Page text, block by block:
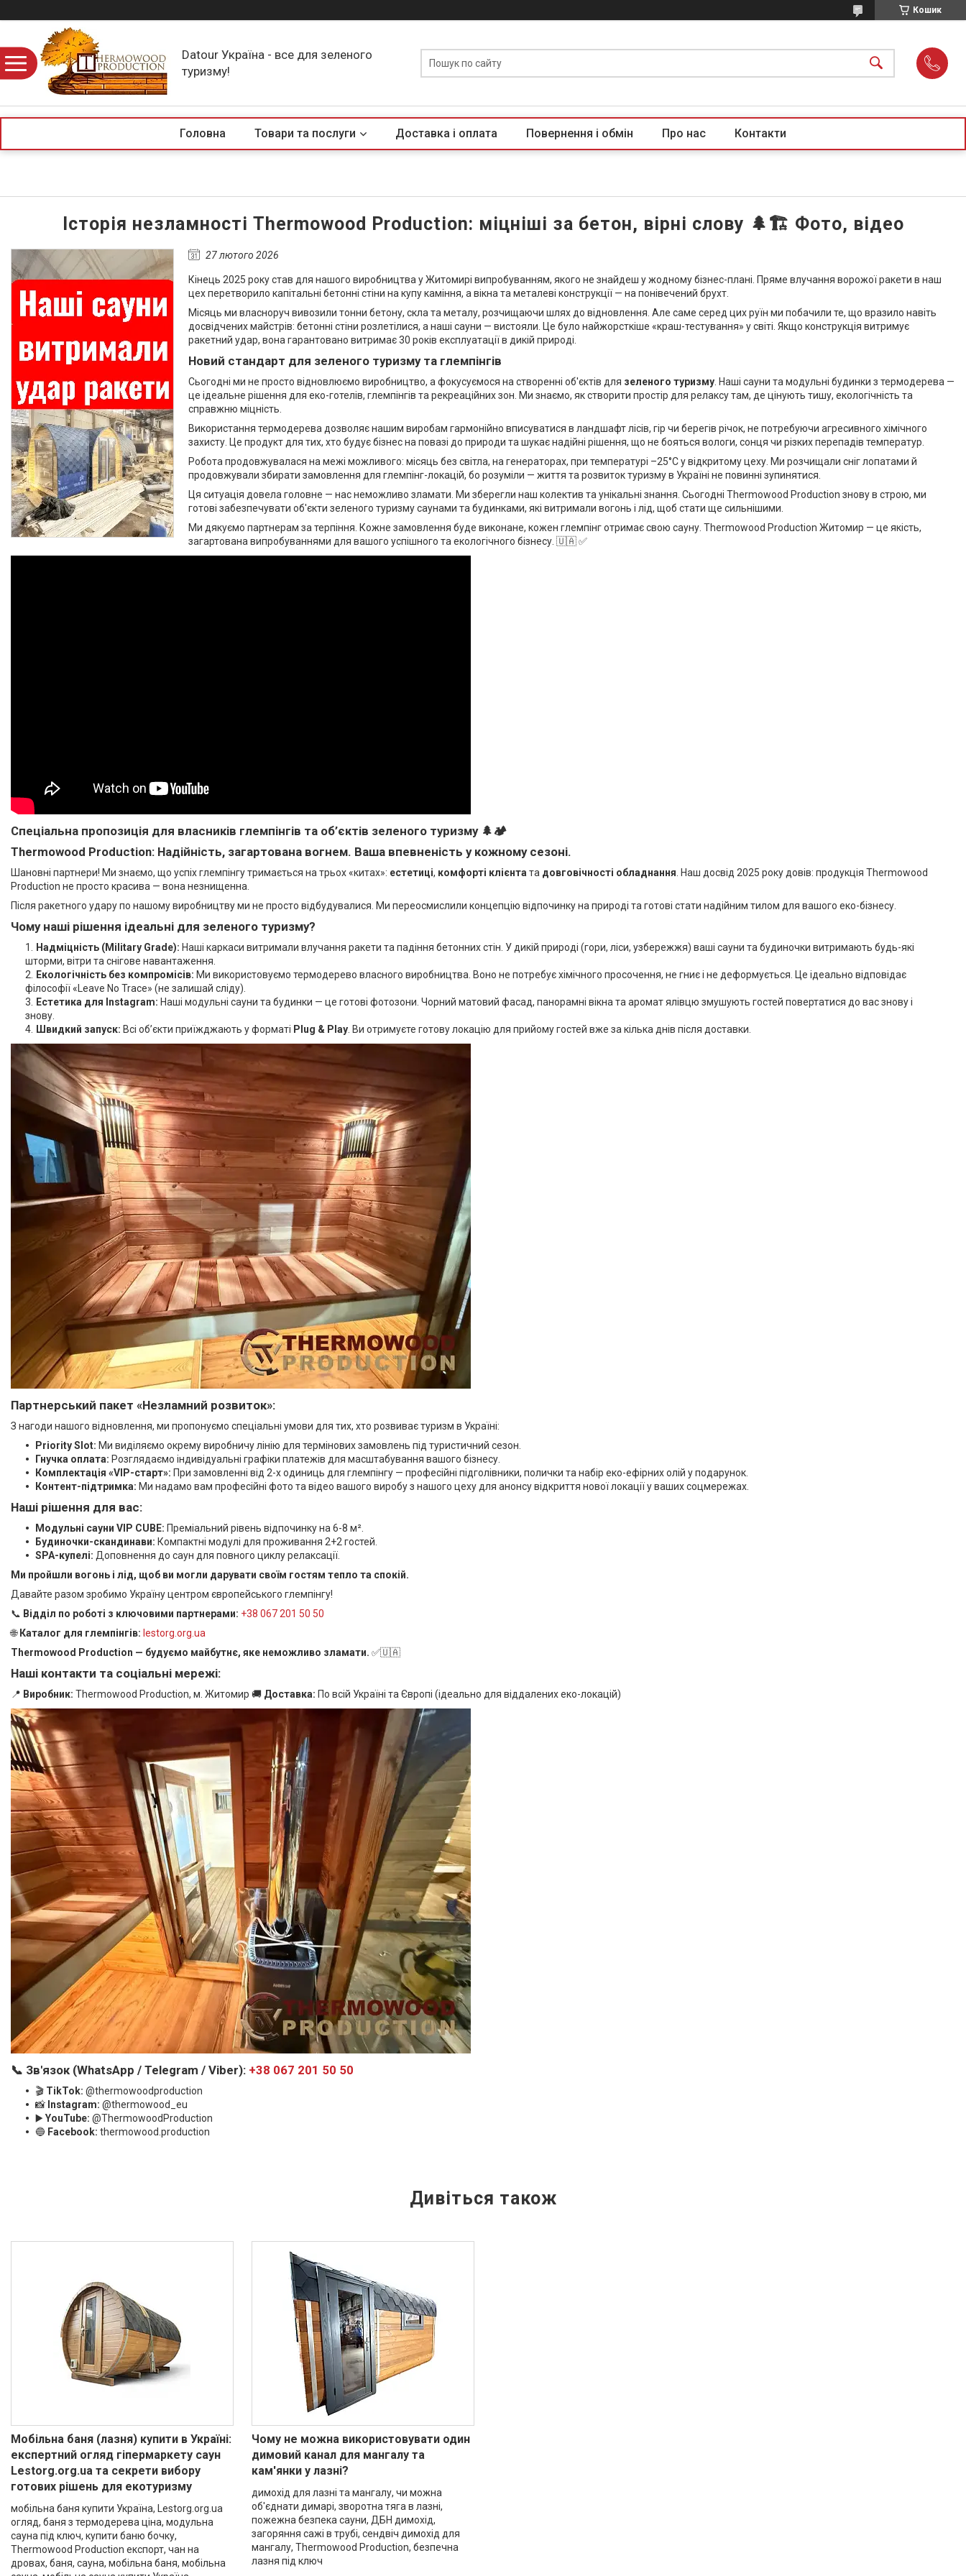
Кошик
Datour Україна - все для зеленого
туризму!
Головна Товари та послуги Доставка і оплата Повернення і обмін Про нас Контакти
Історія незламності Thermowood Production: міцніші за бетон, вірні слову 🌲🏗️ Фото, відео
27 лютого 2026
Кінець 2025 року став для нашого виробництва у Житомирі випробуванням, якого не знайдеш у жодному бізнес-плані. Пряме влучання ворожої ракети в наш
цех перетворило капітальні бетонні стіни на купу каміння, а вікна та металеві конструкції — на понівечений брухт.
Місяць ми власноруч вивозили тонни бетону, скла та металу, розчищаючи шлях до відновлення. Але саме серед цих руїн ми побачили те, що вразило навіть
досвідчених майстрів: бетонні стіни розлетілися, а наші сауни — вистояли. Це було найжорсткіше «краш-тестування» у світі. Якщо конструкція витримує
ракетний удар, вона гарантовано витримає 30 років експлуатації в дикій природі.
Новий стандарт для зеленого туризму та глемпінгів
Сьогодні ми не просто відновлюємо виробництво, а фокусуємося на створенні об'єктів для зеленого туризму . Наші сауни та модульні будинки з термодерева —
це ідеальне рішення для еко-готелів, глемпінгів та рекреаційних зон. Ми знаємо, як створити простір для релаксу там, де цінують тишу, екологічність та
справжню міцність.
Використання термодерева дозволяє нашим виробам гармонійно вписуватися в ландшафт лісів, гір чи берегів річок, не потребуючи агресивного хімічного
захисту. Це продукт для тих, хто будує бізнес на повазі до природи та шукає надійні рішення, що не бояться вологи, сонця чи різких перепадів температур.
Робота продовжувалася на межі можливого: місяць без світла, на генераторах, при температурі –25°C у відкритому цеху. Ми розчищали сніг лопатами й
продовжували збирати замовлення для глемпінг-локацій, бо розуміли — життя та розвиток туризму в Україні не повинні зупинятися.
Ця ситуація довела головне — нас неможливо зламати. Ми зберегли наш колектив та унікальні знання. Сьогодні Thermowood Production знову в строю, ми
готові забезпечувати об'єкти зеленого туризму саунами та будинками, які витримали вогонь і лід, щоб стати ще сильнішими.
Ми дякуємо партнерам за терпіння. Кожне замовлення буде виконане, кожен глемпінг отримає свою сауну. Thermowood Production Житомир — це якість,
загартована випробуваннями для вашого успішного та екологічного бізнесу. 🇺🇦 ✅
Спеціальна пропозиція для власників глемпінгів та об’єктів зеленого туризму 🌲🏕️
Thermowood Production: Надійність, загартована вогнем. Ваша впевненість у кожному сезоні.
Шановні партнери! Ми знаємо, що успіх глемпінгу тримається на трьох «китах»: естетиці, комфорті клієнта та довговічності обладнання . Наш досвід 2025 року довів: продукція Thermowood
Production не просто красива — вона незнищенна.
Після ракетного удару по нашому виробництву ми не просто відбудувалися. Ми переосмислили концепцію відпочинку на природі та готові стати надійним тилом для вашого еко-бізнесу.
Чому наші рішення ідеальні для зеленого туризму?
Надміцність (Military Grade): Наші каркаси витримали влучання ракети та падіння бетонних стін. У дикій природі (гори, ліси, узбережжя) ваші сауни та будиночки витримають будь-які
шторми, вітри та снігове навантаження.
Екологічність без компромісів: Ми використовуємо термодерево власного виробництва. Воно не потребує хімічного просочення, не гниє і не деформується. Це ідеально відповідає
філософії «Leave No Trace» (не залишай сліду).
Естетика для Instagram: Наші модульні сауни та будинки — це готові фотозони. Чорний матовий фасад, панорамні вікна та аромат ялівцю змушують гостей повертатися до вас знову і
знову.
Швидкий запуск: Всі об’єкти приїжджають у форматі Plug & Play . Ви отримуєте готову локацію для прийому гостей вже за кілька днів після доставки.
Партнерський пакет «Незламний розвиток»:
З нагоди нашого відновлення, ми пропонуємо спеціальні умови для тих, хто розвиває туризм в Україні:
Priority Slot: Ми виділяємо окрему виробничу лінію для термінових замовлень під туристичний сезон.
Гнучка оплата: Розглядаємо індивідуальні графіки платежів для масштабування вашого бізнесу.
Комплектація «VIP-старт»: При замовленні від 2-х одиниць для глемпінгу — професійні підголівники, полички та набір еко-ефірних олій у подарунок.
Контент-підтримка: Ми надамо вам професійні фото та відео вашого виробу з нашого цеху для анонсу відкриття нової локації у ваших соцмережах.
Наші рішення для вас:
Модульні сауни VIP CUBE: Преміальний рівень відпочинку на 6-8 м².
Будиночки-скандинави: Компактні модулі для проживання 2+2 гостей.
SPA-купелі: Доповнення до саун для повного циклу релаксації.
Ми пройшли вогонь і лід, щоб ви могли дарувати своїм гостям тепло та спокій.
Давайте разом зробимо Україну центром європейського глемпінгу!
📞 Відділ по роботі з ключовими партнерами: +38 067 201 50 50
🌐 Каталог для глемпінгів: lestorg.org.ua
Thermowood Production — будуємо майбутнє, яке неможливо зламати. ✅🇺🇦
Наші контакти та соціальні мережі:
📍 Виробник: Thermowood Production, м. Житомир 🚚 Доставка: По всій Україні та Європі (ідеально для віддалених еко-локацій)
📞 Зв'язок (WhatsApp / Telegram / Viber): +38 067 201 50 50
🎬 TikTok: @thermowoodproduction
📸 Instagram: @thermowood_eu
▶️ YouTube: @ThermowoodProduction
🔵 Facebook: thermowood.production
Мобільна баня (лазня) купити в Україні:
експертний огляд гіпермаркету саун
Lestorg.org.ua та секрети вибору
готових рішень для екотуризму
мобільна баня купити Україна, Lestorg.org.ua
огляд, баня з термодерева ціна, модульна
сауна під ключ, купити баню бочку,
Thermowood Production експорт, чан на
дровах, баня, сауна, мобільна баня, мобільна
Чому не можна використовувати один
димовий канал для мангалу та
кам'янки у лазні?
димохід для лазні та мангалу, чи можна
об'єднати димарі, зворотна тяга в лазні,
пожежна безпека сауни, ДБН димохід,
загоряння сажі в трубі, сендвіч димохід для
мангалу, Thermowood Production, безпечна
лазня під ключ